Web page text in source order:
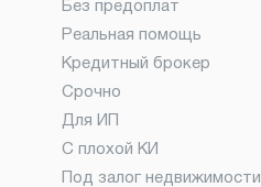
Без предоплат
Реальная помощь
Кредитный брокер
Срочно
Для ИП
С плохой КИ
Под залог недвижимости